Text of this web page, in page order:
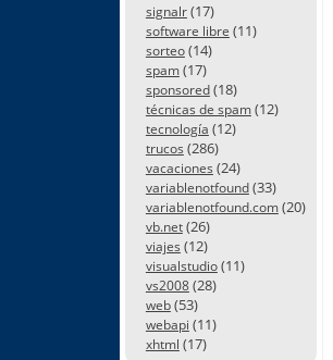
signalr(17)
software libre (11)
sorteo(14)
spam(17)
sponsored(18)
técnicas de spam(12)
tecnología (12)
trucos (286)
vacaciones (24)
variablenotfound(33)
variablenotfound.com(20)
vb.net(26)
viajes (12)
visualstudio(11)
vs2008(28)
web(53)
webapi (11)
xhtml (17)